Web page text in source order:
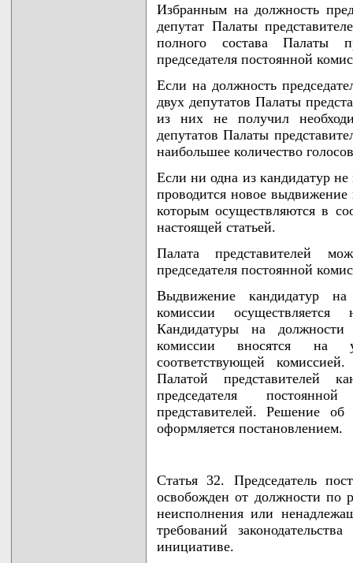
Избранным на должность
депутат Палаты
полного состава Палаты
председателя постоянной
Если на должность
двух депутатов Палаты
из них не получил
депутатов Палаты
наибольшее количество
Если ни одна из кандидатур не
проводится новое
которым осуществляются в
настоящей статьей.
Палата представителей
председателя постоянной
Выдвижение кандидатур на
комиссии
Кандидатуры на должности
комиссии вносятся на
соответствующей
Палатой представителей
председателя
представителей. Решение об
оформляется постановлением.
Статья 32. Председатель
освобожден от должности по
неисполнения или
требований
инициативе.